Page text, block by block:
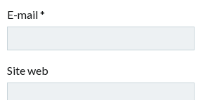
E-mail*
Site web